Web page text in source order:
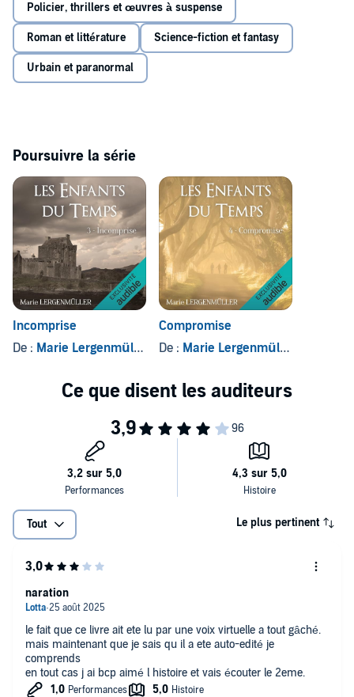
Policier, thrillers et œuvres à suspense
Roman et littérature Science-fiction et fantasy
Urbain et paranormal
Poursuivre la série
Incomprise
De : Marie Lergenmüller
Compromise
De : Marie Lergenmüller
Tout Le plus pertinent
le fait que ce livre ait ete lu par une voix virtuelle a tout gâché.
mais maintenant que je sais qu il a ete auto-edité je
comprends
en tout cas j ai bcp aimé l histoire et vais écouter le 2eme.
naration